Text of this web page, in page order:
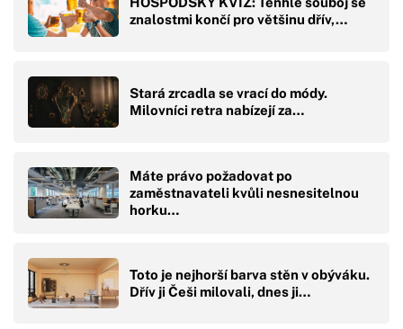
znalostmi končí pro většinu dřív,…
Stará zrcadla se vrací do módy.
Milovníci retra nabízejí za…
Máte právo požadovat po
zaměstnavateli kvůli nesnesitelnou
horku…
Toto je nejhorší barva stěn v obýváku.
Dřív ji Češi milovali, dnes ji…